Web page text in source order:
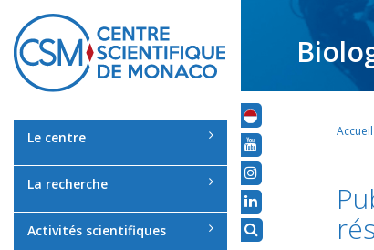
Le centre
La recherche
Activités scientifiques
Accueil